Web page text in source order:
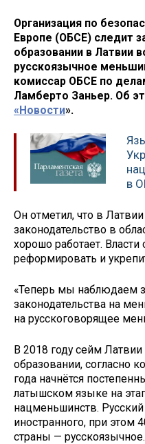
Организация по
Европе (ОБСЕ) следит
образовании в Латвии
русскоязычное
комиссар ОБСЕ по
Ламберто Заньер. Об
«Новости».
в
Он отметил, что в
законодательство в
хорошо работает.
реформировать и
«Теперь мы наблюдаем
законодательства на
на русскоговорящее
В 2018 году сейм
образовании, согласно
года начнётся
латышском языке на
нацменьшинств.
иностранного, при этом
страны — русскоязычное.